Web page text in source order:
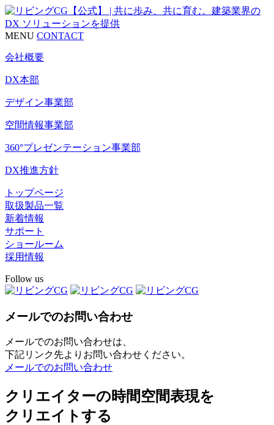
MENU CONTACT
会社概要
DX本部
デザイン事業部
空間情報事業部
360°プレゼンテーション事業部
DX推進方針
トップページ
取扱製品一覧
新着情報
サポート
ショールーム
採用情報
Follow us
メールでのお問い合わせ
メールでのお問い合わせは、
下記リンク先よりお問い合わせください。
メールでのお問い合わせ
クリエイターの時間空間表現を
クリエイトする